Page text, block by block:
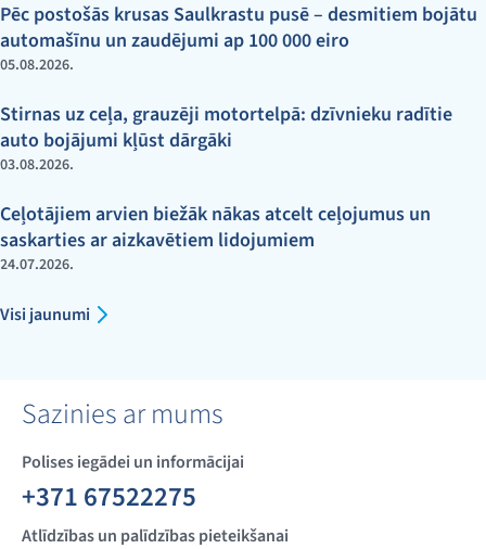
Pēc postošās krusas Saulkrastu pusē – desmitiem bojātu
automašīnu un zaudējumi ap 100 000 eiro
05.08.2026.
Stirnas uz ceļa, grauzēji motortelpā: dzīvnieku radītie
auto bojājumi kļūst dārgāki
03.08.2026.
Ceļotājiem arvien biežāk nākas atcelt ceļojumus un
saskarties ar aizkavētiem lidojumiem
24.07.2026.
Visi jaunumi
Sazinies ar mums
Polises iegādei un informācijai
+371 67522275
Atlīdzības un palīdzības pieteikšanai